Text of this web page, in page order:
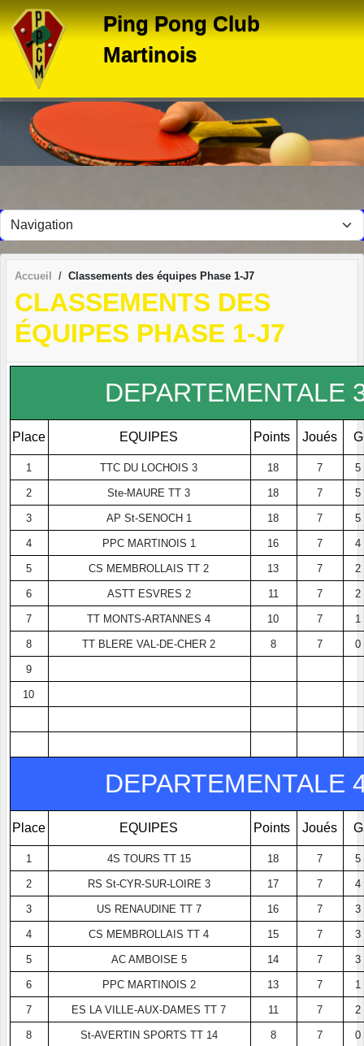
Ping Pong Club
Martinois
Accueil Classements des équipes Phase 1-J7
CLASSEMENTS DES
ÉQUIPES PHASE 1-J7
DEPARTEMENTALE
Place EQUIPES Points Joués G
1 TTC DU LOCHOIS 3 18 7 5
2 Ste-MAURE TT 3 18 7 5
3 AP St-SENOCH 1 18 7 5
4 PPC MARTINOIS 1 16 7 4
5 CS MEMBROLLAIS TT 2 13 7 2
6 ASTT ESVRES 2 11 7 2
7 TT MONTS-ARTANNES 4 10 7 1
8 TT BLERE VAL-DE-CHER 2 8 7 0
9
10
DEPARTEMENTALE
Place EQUIPES Points Joués G
1 4S TOURS TT 15 18 7 5
2 RS St-CYR-SUR-LOIRE 3 17 7 4
3 US RENAUDINE TT 7 16 7 3
4 CS MEMBROLLAIS TT 4 15 7 3
5 AC AMBOISE 5 14 7 3
6 PPC MARTINOIS 2 13 7 1
7 ES LA VILLE-AUX-DAMES TT 7 11 7 2
8 St-AVERTIN SPORTS TT 14 8 7 0
Panneau de gestion des cookies